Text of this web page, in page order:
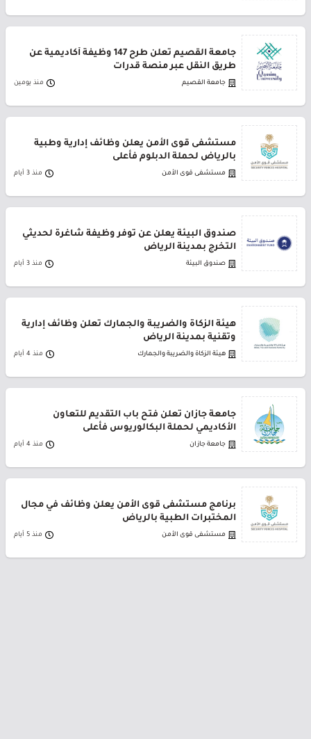
جامعة القصيم تعلن طرح 147 وظيفة أكاديمية عن
طريق النقل عبر منصة قدرات
جامعة القصيم منذ يومين
مستشفى قوى الأمن يعلن وظائف إدارية وطبية
بالرياض لحملة الدبلوم فأعلى
مستشفى قوى الأمن منذ 3 أيام
صندوق البيئة يعلن عن توفر وظيفة شاغرة لحديثي
التخرج بمدينة الرياض
صندوق البيئة منذ 3 أيام
هيئة الزكاة والضريبة والجمارك تعلن وظائف إدارية
وتقنية بمدينة الرياض
هيئة الزكاة والضريبة والجمارك منذ 4 أيام
جامعة جازان تعلن فتح باب التقديم للتعاون
الأكاديمي لحملة البكالوريوس فأعلى
جامعة جازان منذ 4 أيام
برنامج مستشفى قوى الأمن يعلن وظائف في مجال
المختبرات الطبية بالرياض
مستشفى قوى الأمن منذ 5 أيام